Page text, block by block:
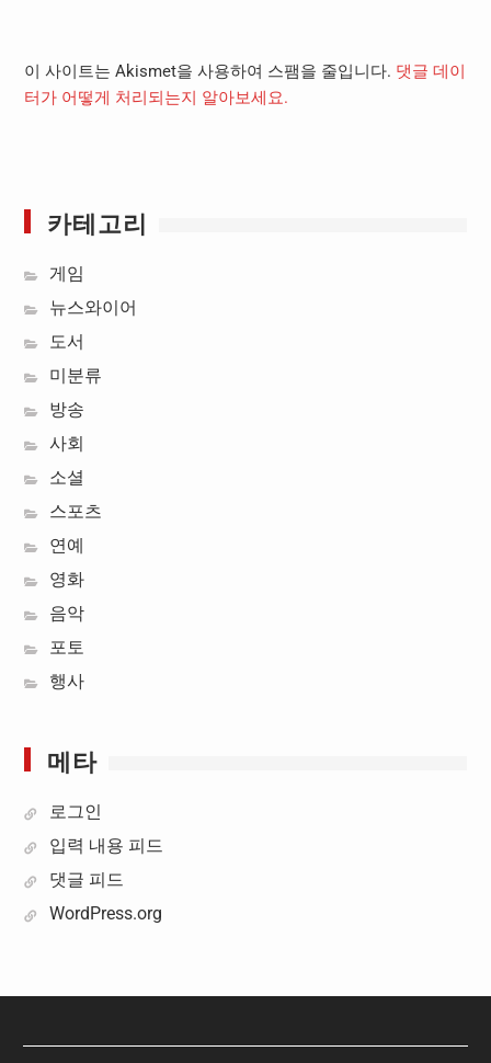
이 사이트는 Akismet을 사용하여 스팸을 줄입니다. 댓글 데이
터가 어떻게 처리되는지 알아보세요.
카테고리
게임
뉴스와이어
도서
미분류
방송
사회
소셜
스포츠
연예
영화
음악
포토
행사
메타
로그인
입력 내용 피드
댓글 피드
WordPress.org